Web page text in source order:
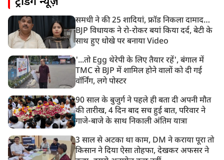
8:21 AM
गाज़ियाबाद में मुठभेड़, 3 ड्रग तस्कर गिरफ्तार, 21 किलो गांजा
बरामद
समधी ने की 25 शादियां, फ्रॉड निकला दामाद…
BJP विधायक ने रो-रोकर बयां किया दर्द, बेटी के
साथ हुए धोखे पर बनाया Video
'...तो Egg थेरेपी के लिए तैयार रहें', बंगाल में
TMC से BJP में शामिल होने वालों को दी गई
वॉर्निंग, लगे पोस्टर
90 साल के बुजुर्ग ने पहले ही बता दी अपनी मौत
की तारीख, 4 दिन बाद सच हुई बात, परिवार ने
गाजे-बाजे के साथ निकाली अंतिम यात्रा
3 साल से अटका था काम, DM ने कराया पूरा तो
किसान ने दिया ऐसा तोहफा, देखकर अफसर ने